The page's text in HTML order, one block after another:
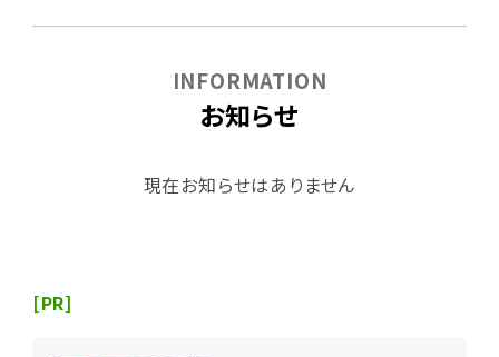
お知らせ
INFORMATION
現在お知らせはありません
[PR]